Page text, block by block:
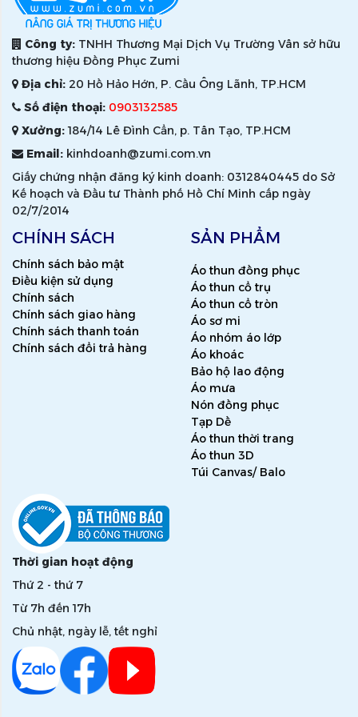
Công ty: TNHH Thương Mại Dịch Vụ Trường Vân sở hữu
thương hiệu Đồng Phục Zumi
Địa chỉ: 20 Hồ Hảo Hớn, P. Cầu Ông Lãnh, TP.HCM
Số điện thoại: 0903132585
Xưởng:184/14 Lê Đình Cẩn, p. Tân Tạo, TP.HCM
Email: kinhdoanh@zumi.com.vn
Giấy chứng nhận đăng ký kinh doanh: 0312840445 do Sở
Kế hoạch và Đầu tư Thành phố Hồ Chí Minh cấp ngày
02/7/2014
CHÍNH SÁCH
Chính sách bảo mật
Điều kiện sử dụng
Chính sách
Chính sách giao hàng
Chính sách thanh toán
Chính sách đổi trả hàng
SẢN PHẨM
Áo thun đồng phục
Áo thun cổ trụ
Áo thun cổ tròn
Áo sơ mi
Áo nhóm áo lớp
Áo khoác
Bảo hộ lao động
Áo mưa
Nón đồng phục
Tạp Dề
Áo thun thời trang
Áo thun 3D
Túi Canvas/ Balo
Thời gian hoạt động
Thứ 2 - thứ 7
Từ 7h đến 17h
Chủ nhật, ngày lễ, tết nghỉ